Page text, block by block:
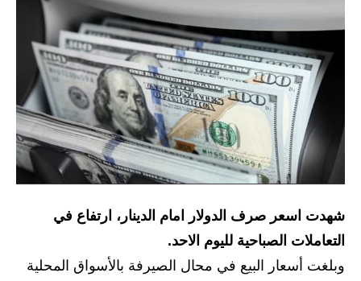
الرواتب
القروض والسلف
المنح المالية
قطع الاراضي
اخبار العراق
الاخبار الاقتصادية
شهدت اسعر صرف الدولار امام الدينار، ارتفاع في
التعاملات الصباحية لليوم الاحد.
وبلغت أسعار البيع في محال الصيرفة بالأسواق المحلية